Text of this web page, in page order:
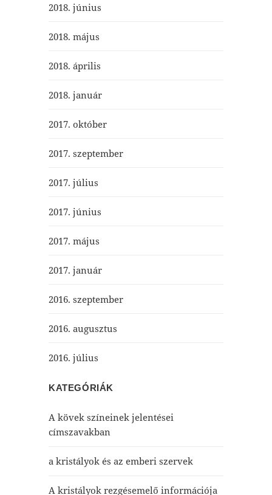
2018. június
2018. május
2018. április
2018. január
2017. október
2017. szeptember
2017. július
2017. június
2017. május
2017. január
2016. szeptember
2016. augusztus
2016. július
KATEGÓRIÁK
A kövek színeinek jelentései
címszavakban
a kristályok és az emberi szervek
A kristályok rezgésemelő információja